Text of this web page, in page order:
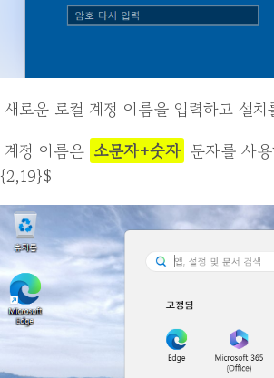
새로운 로컬 계정 이름을 입력하고 설
계정 이름은 소문자+숫자 문자를 사
{2,19}$